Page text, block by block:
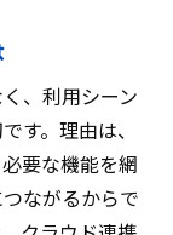
者の選び
ビスの選定
が選ばれる
、利用シーン
す。理由は、
要な機能を網
ながるからで